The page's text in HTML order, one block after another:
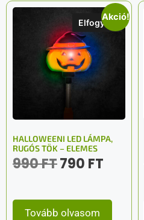
Akció!
Elfogyott
HALLOWEENI LED LÁMPA,
RUGÓS TÖK – ELEMES
990FT790 FT
Tovább olvasom